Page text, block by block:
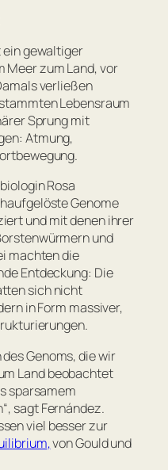
ein gewaltiger
Meer zum Land, vor
verließen
Lebensraum
Sprung mit
Atmung,
Rosa
Genome
und mit denen ihrer
und
machten die
Entdeckung: Die
sich nicht
in Form massiver,
Genoms, die wir
Land beobachtet
sparsamem
“, sagt Fernández.
viel besser zur
‚von Gould und